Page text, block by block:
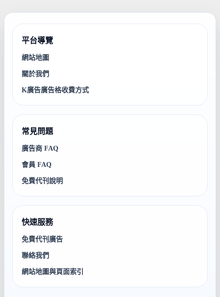
平台導覽
網站地圖
關於我們
K廣告廣告格收費方式
常見問題
廣告商 FAQ
會員 FAQ
免費代刊說明
快速服務
免費代刊廣告
聯絡我們
網站地圖與頁面索引